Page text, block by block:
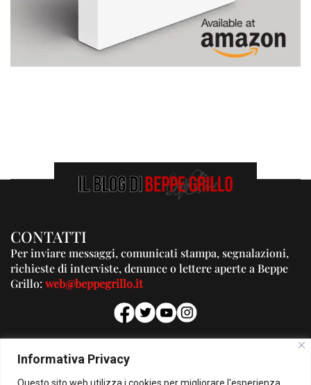
Informativa Privacy
Questo sito web utilizza i cookies per migliorare l'esperienza
CONTATTI
Per inviare messaggi, comunicati stampa, segnalazioni,
richieste di interviste, denunce o lettere aperte a Beppe
Grillo:web@beppegrillo.it
PUBBLICITA'
Per la tua pubblicità su questo Blog: